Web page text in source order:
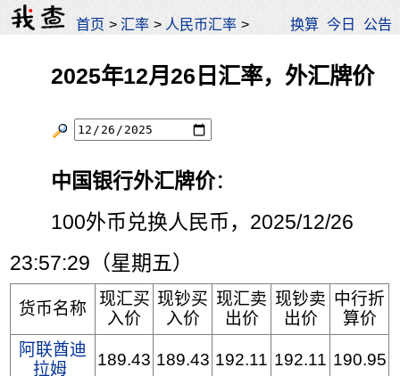
首页 >汇率 > 人民币汇率 > 换算 今日 公告
2025年12月26日汇率，外汇牌价
中国银行外汇牌价：
100外币兑换人民币，2025/12/26
23:57:29（星期五）
货币名称
现汇买
入价
现钞买
入价
现汇卖
出价
现钞卖
出价
中行折
算价
阿联酋迪
拉姆
189.43 189.43 192.11 192.11 190.95